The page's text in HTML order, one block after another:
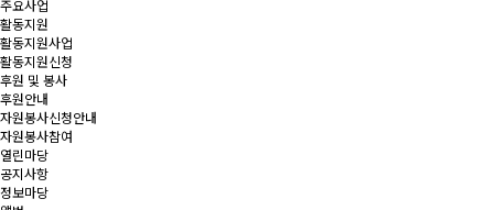
주요사업
활동지원
활동지원사업
활동지원신청
후원 및 봉사
후원안내
자원봉사신청안내
자원봉사참여
열린마당
공지사항
정보마당